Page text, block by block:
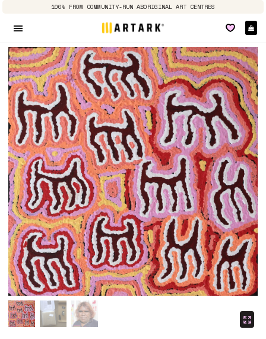
100% FROM COMMUNITY-RUN ABORIGINAL ART CENTRES